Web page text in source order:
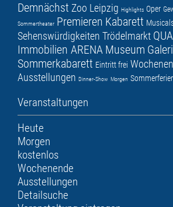
Demnächst Zoo Leipzig Highlights Oper
Sommertheater Premieren Kabarett
Sehenswürdigkeiten Trödelmarkt
Immobilien ARENA Museum
Sommerkabarett Eintritt frei
Ausstellungen Dinner-Show Morgen
Veranstaltungen
Heute
Morgen
kostenlos
Wochenende
Ausstellungen
Detailsuche